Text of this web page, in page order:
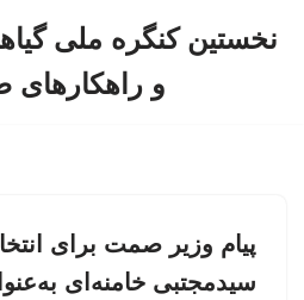
نخستین کنگره ملی
و راهکارهای
پیام وزیر صمت برای
سیدمجتبی خامنه‌ای